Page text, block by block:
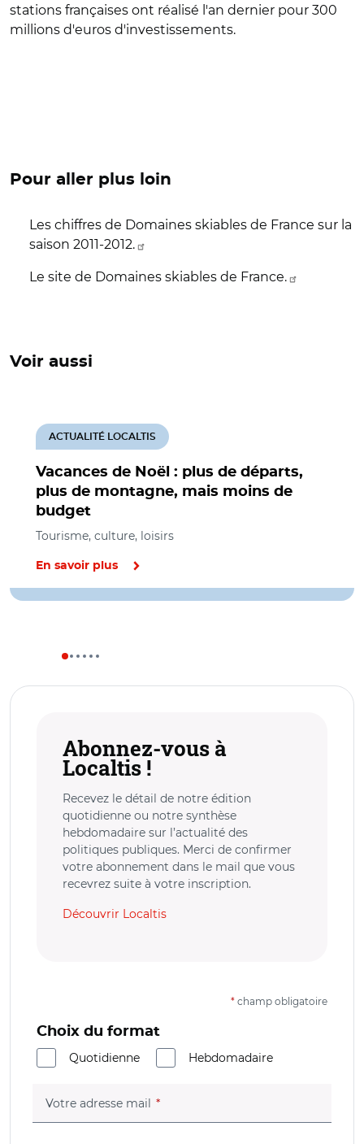
stations françaises ont réalisé l'an dernier pour 300
millions d'euros d'investissements.
Pour aller plus loin
Les chiffres de Domaines skiables de France sur la
saison 2011-2012.
Le site de Domaines skiables de France.
Voir aussi
Vacances de Noël : plus de départs,
plus de montagne, mais moins de
budget
ACTUALITÉ LOCALTIS
Tourisme, culture, loisirs
En savoir plus
Abonnez-vous à
Localtis !
Recevez le détail de notre édition
quotidienne ou notre synthèse
hebdomadaire sur l’actualité des
politiques publiques. Merci de confirmer
votre abonnement dans le mail que vous
recevrez suite à votre inscription.
Découvrir Localtis
* champ obligatoire
Choix du format
Quotidienne
Hebdomadaire
Votre adresse mail (champ obligatoire)